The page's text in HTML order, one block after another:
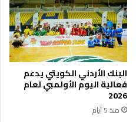
البنك الأردني الكويتي يدعم
فعالية اليوم الأولمبي لعام
2026
منذ 5 أيام